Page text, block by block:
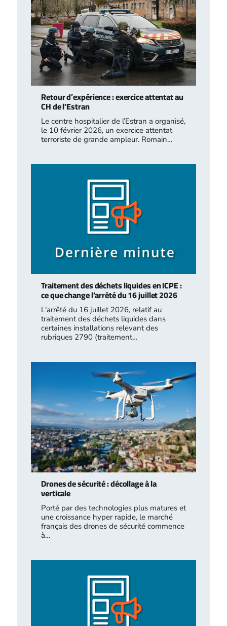
Retour d’expérience : exercice attentat au
CH de l’Estran
Le centre hospitalier de l’Estran a organisé,
le 10 février 2026, un exercice attentat
terroriste de grande ampleur. Romain…
Traitement des déchets liquides en ICPE :
ce que change l’arrêté du 16 juillet 2026
L'arrêté du 16 juillet 2026, relatif au
traitement des déchets liquides dans
certaines installations relevant des
rubriques 2790 (traitement…
Drones de sécurité : décollage à la
verticale
Porté par des technologies plus matures et
une croissance hyper rapide, le marché
français des drones de sécurité commence
à…